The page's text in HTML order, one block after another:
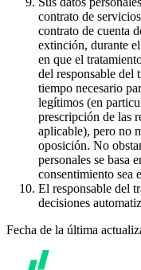
contrato de
contrato de cuenta
extinción, durante
en que el
del responsable del
tiempo necesario
legítimos (en
prescripción de las
aplicable), pero no
oposición. No
personales se basa
consentimiento sea
El responsable del
decisiones
Fecha de la última